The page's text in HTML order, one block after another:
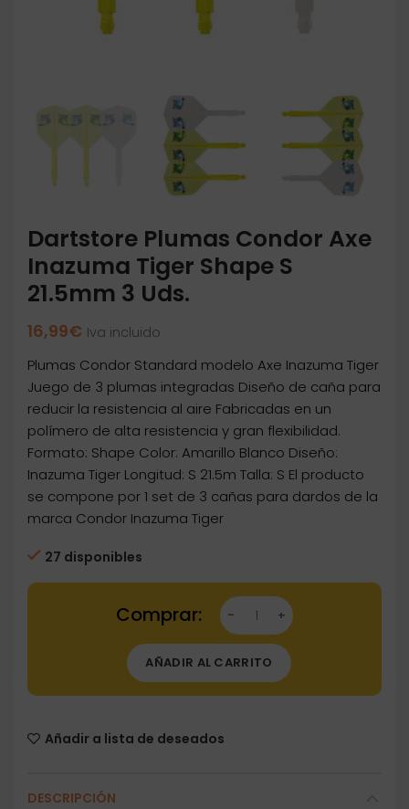
Dartstore Plumas Condor Axe
Inazuma Tiger Shape S
21.5mm 3 Uds.
16,99€ Iva incluido
Plumas Condor Standard modelo Axe Inazuma Tiger
Juego de 3 plumas integradas Diseño de caña para
reducir la resistencia al aire Fabricadas en un
polímero de alta resistencia y gran flexibilidad.
Formato: Shape Color: Amarillo Blanco Diseño:
Inazuma Tiger Longitud: S 21.5m Talla: S El producto
se compone por 1 set de 3 cañas para dardos de la
marca Condor Inazuma Tiger
27 disponibles
Dartstore Plumas Condor Axe Inazuma Tiger
AÑADIR AL CARRITO
Añadir a lista de deseados
DESCRIPCIÓN